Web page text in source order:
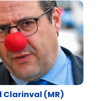
Clarinval (MR)